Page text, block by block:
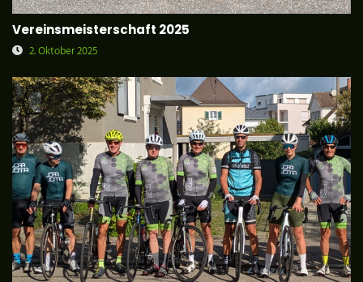
Vereinsmeisterschaft 2025
2. Oktober 2025